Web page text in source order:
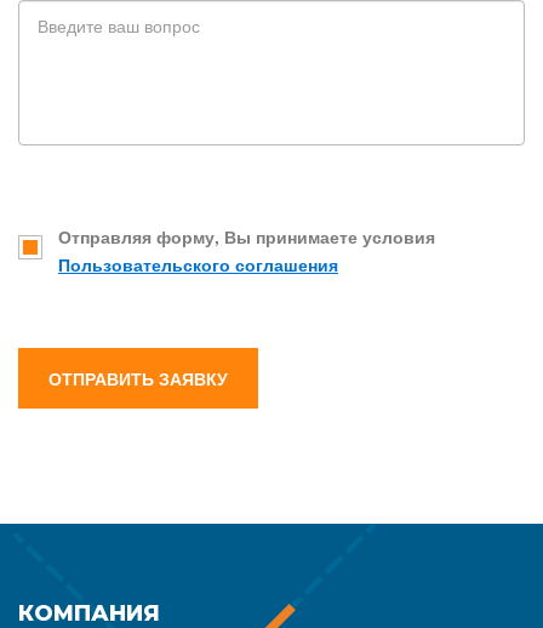
Отправляя форму, Вы принимаете условия
Пользовательского соглашения
ОТПРАВИТЬ ЗАЯВКУ
КОМПАНИЯ